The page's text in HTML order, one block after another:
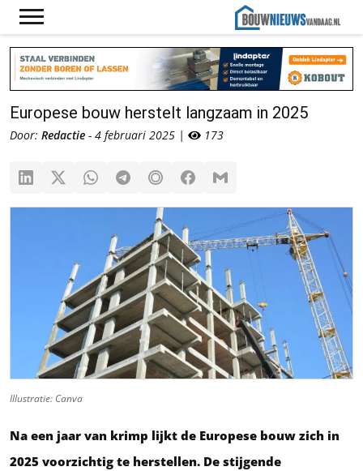
Europese bouw herstelt langzaam in 2025
Door: Redactie - 4 februari 2025 | 173
Illustratie: Canva
Na een jaar van krimp lijkt de Europese bouw zich in
2025 voorzichtig te herstellen. De stijgende